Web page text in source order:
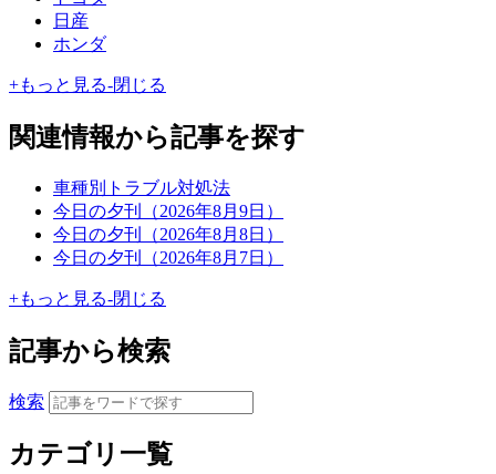
日産
ホンダ
+もっと見る-閉じる
関連情報から記事を探す
車種別トラブル対処法
今日の夕刊（2026年8月9日）
今日の夕刊（2026年8月8日）
今日の夕刊（2026年8月7日）
+もっと見る-閉じる
記事から検索
検索
カテゴリ一覧